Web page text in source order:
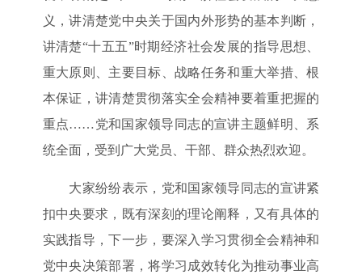
义，讲清楚党中央关于国内外形势的基本判断，
讲清楚“十五五”时期经济社会发展的指导思想、
重大原则、主要目标、战略任务和重大举措、根
本保证，讲清楚贯彻落实全会精神要着重把握的
重点……党和国家领导同志的宣讲主题鲜明、系
统全面，受到广大党员、干部、群众热烈欢迎。
大家纷纷表示，党和国家领导同志的宣讲紧
扣中央要求，既有深刻的理论阐释，又有具体的
实践指导，下一步，要深入学习贯彻全会精神和
党中央决策部署，将学习成效转化为推动事业高